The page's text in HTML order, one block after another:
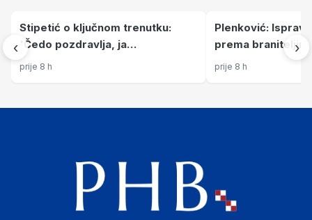
‹
Stipetić o ključnom trenutku:
'Čedo pozdravlja, ja
odzdravljam, a onda sam mu
prije 8 h
Plenković:
prema
ranija umanjenja
prije 8 h
›